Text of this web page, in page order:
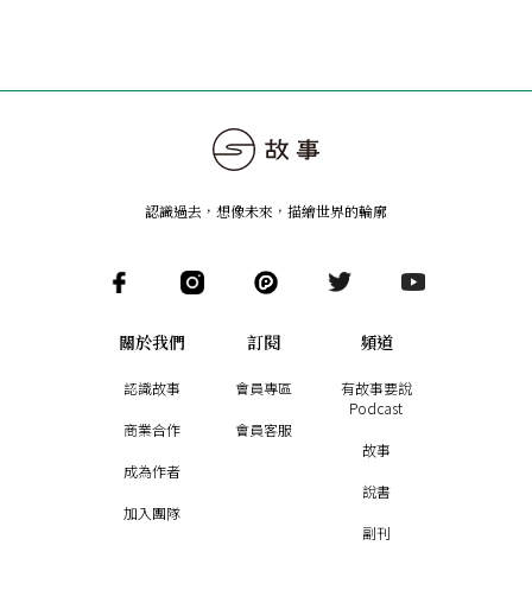
認識過去，想像未來 ， 描繪世界的輪廓
關於我們
認識故事
商業合作
成為作者
加入團隊
訂閱
會員專區
會員客服
頻道
有故事要說
Podcast
故事
說書
副刊